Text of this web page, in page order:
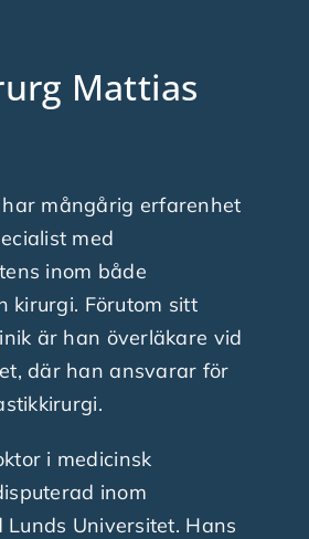
Mattias
mångårig erfarenhet
med
inom både
kirurgi. Förutom sitt
är han överläkare vid
där han ansvarar för
i medicinsk
inom
Universitet. Hans